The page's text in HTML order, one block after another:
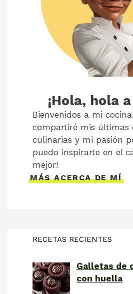
¡Hola, hola
Bienvenidos a mi
compartiré mis últimas
culinarias y mi pasión
puedo inspirarte en el
mejor!
MÁS ACERCA DE MÍ
RECETAS RECIENTES
Galletas de
con huella